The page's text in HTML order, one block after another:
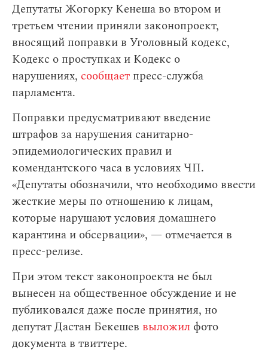
Депутаты Жогорку Кенеша во втором и
третьем чтении приняли законопроект,
вносящий поправки в Уголовный кодекс,
Кодекс о проступках и Кодекс о
нарушениях, сообщает пресс-служба
парламента.
Поправки предусматривают введение
штрафов за нарушения санитарно-
эпидемиологических правил и
комендантского часа в условиях ЧП.
«Депутаты обозначили, что необходимо ввести
жесткие меры по отношению к лицам,
которые нарушают условия домашнего
карантина и обсервации», — отмечается в
пресс-релизе.
При этом текст законопроекта не был
вынесен на общественное обсуждение и не
публиковался даже после принятия, но
депутат Дастан Бекешев выложил фото
документа в твиттере.